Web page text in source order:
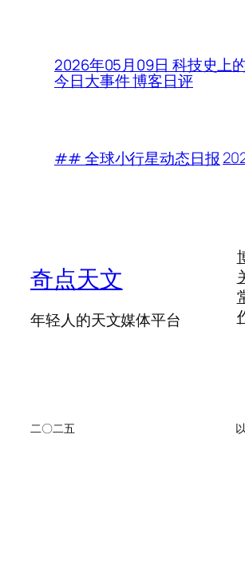
2026年05月09日 科技史上
今日大事件 博客日评
## 全球小行星动态日报
奇点天文
年轻人的天文媒体平台
二〇二五